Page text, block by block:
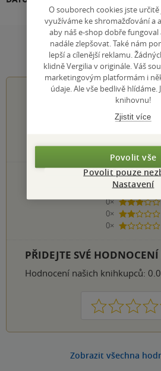
Hodnocení a
0.0z
0hodnocení
0×
5
0×
4
0×
3
0×
2
0×
1 hvezdička
PŘIDEJTE SVÉ
Hodnocení našich knihkupců:
1 2 3 4 5
Zobrazit všechna
O souborech cookies jste určitě
využíváme ke shromažďování a
aby náš e-shop dobře
nadále zlepšovat. Také nám
lepší a cílenější reklamu.
klidně Vergilia v originále. Váš
marketingovým platformám i
údaje. Ale vše bedlivě hlídáme.
knihovnu!
Zjistit více
Povolit vše
Povolit pouze
Nastavení